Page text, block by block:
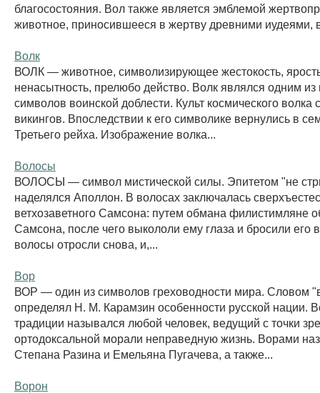
благосостояния. Вол также является эмблемой
животное, приносившееся в жертву древними иудеями,
Волк
ВОЛК — животное, символизирующее жестокость,
ненасытность, прелюбо действо. Волк являлся одним из
символов воинской доблести. Культ космического волка
викингов. Впоследствии к его символике вернулись в
Третьего рейха. Изображение волка...
Волосы
ВОЛОСЫ — символ мистической силы. Эпитетом "не
наделялся Аполлон. В волосах заключалась
ветхозаветного Самсона: путем обмана филистимляне
Самсона, после чего выкололи ему глаза и бросили его
волосы отросли снова, и,...
Вор
ВОР — один из символов греховодности мира. Словом
определял Н. М. Карамзин особенности русской нации.
традиции назывался любой человек, ведущий с точки
ортодоксальной морали неправедную жизнь. Ворами
Степана Разина и Емельяна Пугачева, а также...
Ворон